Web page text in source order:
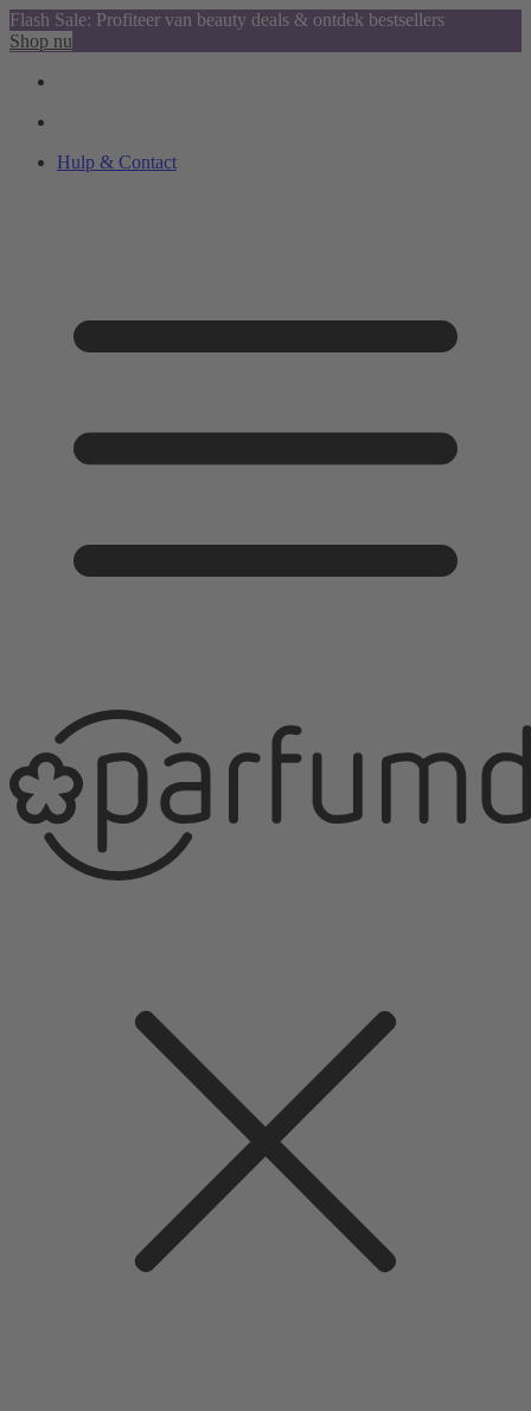
Flash Sale: Profiteer van beauty deals & ontdek bestsellers
Shop nu
Hulp & Contact